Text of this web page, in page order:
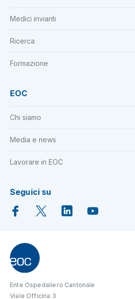
Medici invianti
Ricerca
Formazione
EOC
Chi siamo
Media e news
Lavorare in EOC
Seguici su
Ente Ospedaliero Cantonale
Viale Officina 3